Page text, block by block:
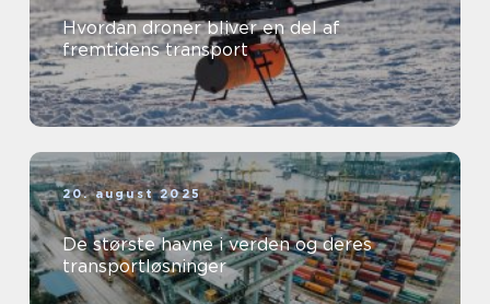
Hvordan droner bliver en del af
fremtidens transport
20. august 2025
De største havne i verden og deres
transportløsninger